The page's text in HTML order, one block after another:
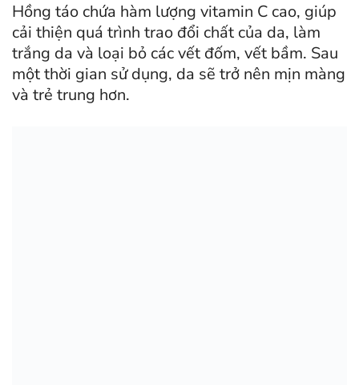
Hồng táo chứa hàm lượng vitamin C cao, giúp
cải thiện quá trình trao đổi chất của da, làm
trắng da và loại bỏ các vết đốm, vết bầm. Sau
một thời gian sử dụng, da sẽ trở nên mịn màng
và trẻ trung hơn.